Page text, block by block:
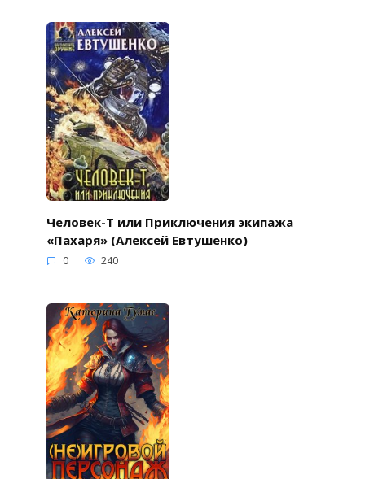
Человек-Т или Приключения экипажа
«Пахаря» (Алексей Евтушенко)
0 240